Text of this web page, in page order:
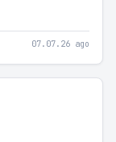
07.07.26 ago